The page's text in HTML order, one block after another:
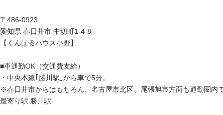
〒486-0923
愛知県 春日井市 中切町1-4-8
【くんぱるハウス小野】
■車通勤OK（交通費支給）
・中央本線｢勝川駅｣から車で5分。
※春日井市からはもちろん、名古屋市北区、尾張旭市方面も通勤圏内
最寄り駅 勝川駅